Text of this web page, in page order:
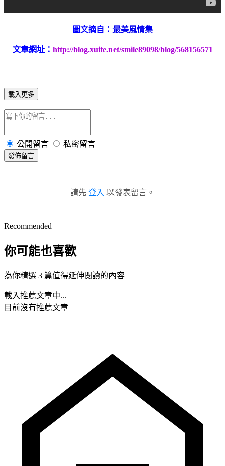
圖文摘自： 最美風情集
文章網址： http://blog.xuite.net/smile89098/blog/568156571
載入更多
公開留言 私密留言
發佈留言
請先 登入 以發表留言。
Recommended
你可能也喜歡
為你精選 3 篇值得延伸閱讀的內容
載入推薦文章中...
目前沒有推薦文章